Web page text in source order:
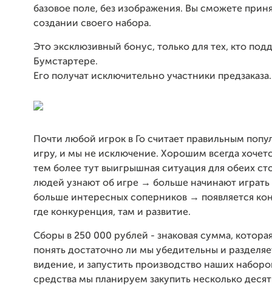
базовое поле, без изображения. Вы сможете
создании своего набора.
Это эксклюзивный бонус, только для тех, кто
Бумстартере.
Его получат исключительно участники предзаказа.
Почти любой игрок в Го считает правильным
игру, и мы не исключение. Хорошим всегда
тем более тут выигрышная ситуация для обеих
людей узнают об игре → больше начинают играть
больше интересных соперников → появляется
где конкуренция, там и развитие.
Сборы в 250 000 рублей - знаковая сумма,
понять достаточно ли мы убедительны и
видение, и запустить производство наших
средства мы планируем закупить несколько